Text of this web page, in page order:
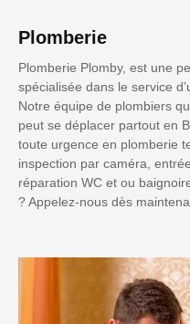
Plomberie
Plomberie Plomby, est une
spécialisée dans le service
Notre équipe de plombiers
peut se déplacer partout en
toute urgence en plomberie
inspection par caméra,
réparation WC et ou
? Appelez-nous dès